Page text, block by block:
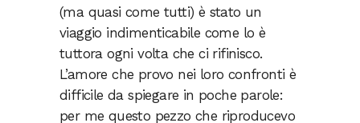
(ma quasi come tutti) è stato un
viaggio indimenticabile come lo è
tuttora ogni volta che ci rifinisco.
L’amore che provo nei loro confronti è
difficile da spiegare in poche parole:
per me questo pezzo che riproducevo